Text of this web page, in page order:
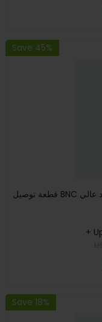
Save 45%
قطعة توصيل BNC رجل موصّل يصلح للإناث، مغلفة بحرفية وتردّد عالي
+
Save 18%